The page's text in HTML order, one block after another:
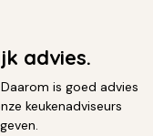
advies.
is goed advies
keukenadviseurs